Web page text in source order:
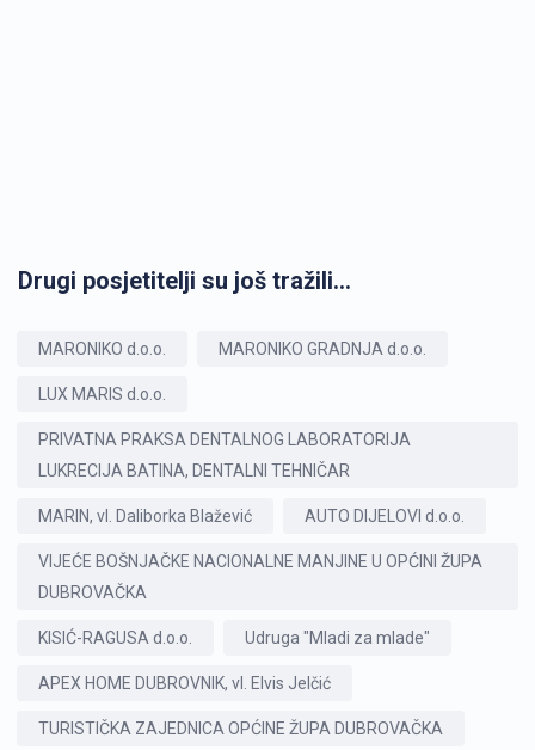
Drugi posjetitelji su još tražili...
MARONIKO d.o.o. MARONIKO GRADNJA d.o.o.
LUX MARIS d.o.o.
PRIVATNA PRAKSA DENTALNOG LABORATORIJA
LUKRECIJA BATINA, DENTALNI TEHNIČAR
MARIN, vl. Daliborka Blažević AUTO DIJELOVI d.o.o.
VIJEĆE BOŠNJAČKE NACIONALNE MANJINE U OPĆINI ŽUPA
DUBROVAČKA
KISIĆ-RAGUSA d.o.o. Udruga "Mladi za mlade"
APEX HOME DUBROVNIK, vl. Elvis Jelčić
TURISTIČKA ZAJEDNICA OPĆINE ŽUPA DUBROVAČKA